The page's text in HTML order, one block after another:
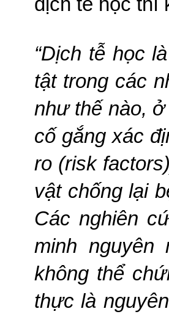
“Dịch tễ học
tật trong các
như thế nào,
cố gắng xác
ro (risk
vật chống lại
Các nghiên
minh nguyên
không thể
thực là